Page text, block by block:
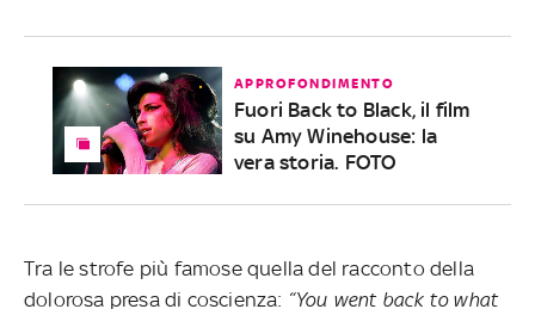
APPROFONDIMENTO
Fuori Back to Black, il film
su Amy Winehouse: la
vera storia. FOTO
Tra le strofe più famose quella del racconto della
dolorosa presa di coscienza: “You went back to what